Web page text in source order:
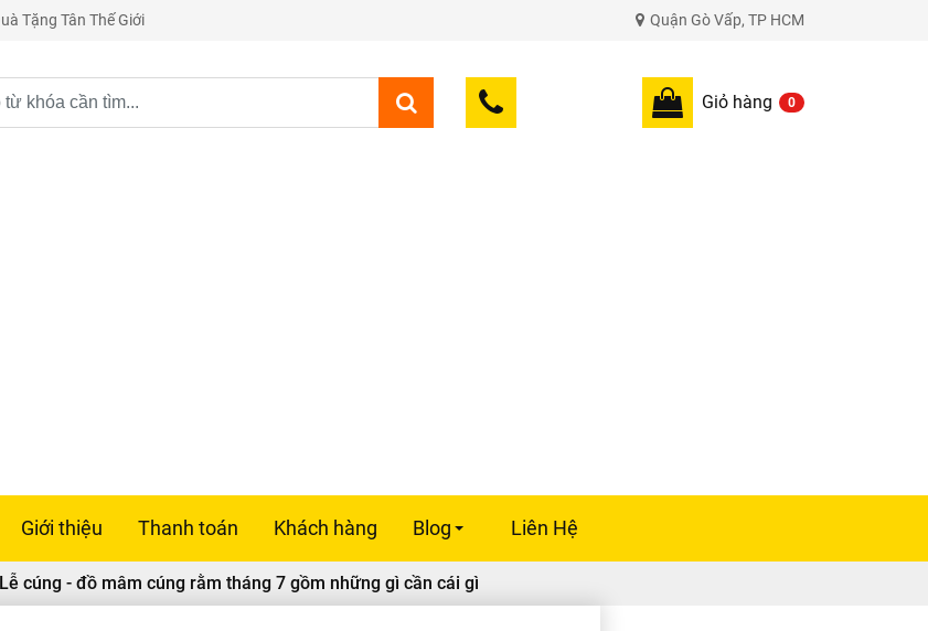
Tặng Tân Thế Giới Quận Gò Vấp, TP HCM
Giỏ hàng 0
Giới thiệu Thanh toán Khách hàng Blog Liên Hệ
Lễ cúng - đồ mâm cúng rằm tháng 7 gồm những gì cần cái gì